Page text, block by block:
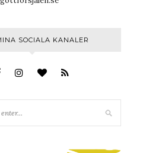
SOCIALA KANALER